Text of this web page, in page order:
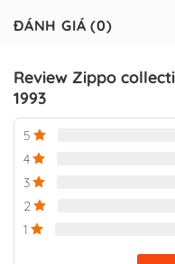
ĐÁNH GIÁ (0)
Review Zippo
1993
5
4
3
2
1